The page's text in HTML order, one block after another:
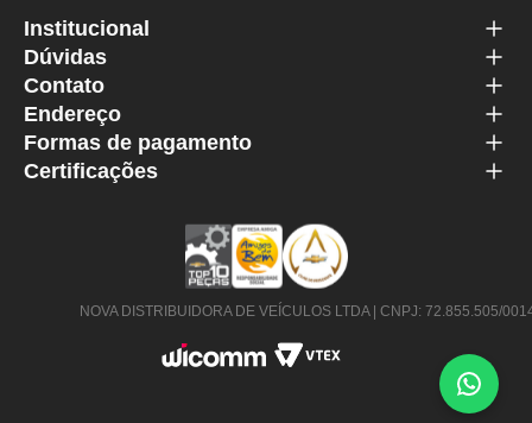
Institucional
Dúvidas
Contato
Endereço
Formas de pagamento
Certificações
NOVA DISTRIBUIDORA DE VEÍCULOS LTDA | CNPJ: 72.855.505/